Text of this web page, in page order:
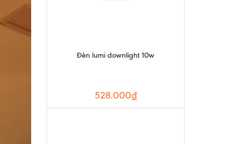
Đèn lumi downlight 10w
528.000₫